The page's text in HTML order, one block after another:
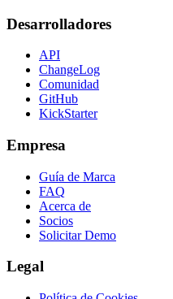
Desarrolladores
API
ChangeLog
Comunidad
GitHub
KickStarter
Empresa
Guía de Marca
FAQ
Acerca de
Socios
Solicitar Demo
Legal